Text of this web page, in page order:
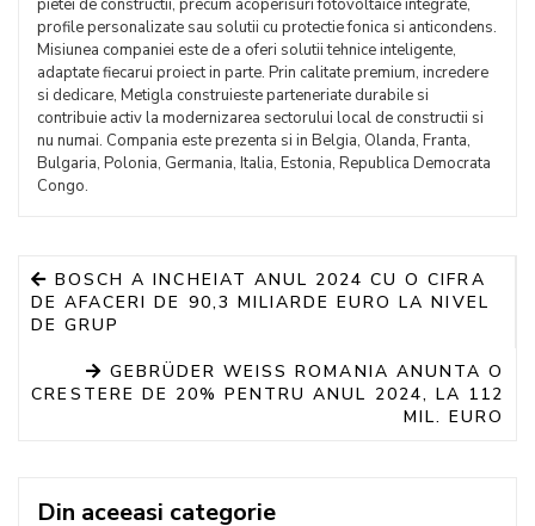
pietei de constructii, precum acoperisuri fotovoltaice integrate,
profile personalizate sau solutii cu protectie fonica si anticondens.
Misiunea companiei este de a oferi solutii tehnice inteligente,
adaptate fiecarui proiect in parte. Prin calitate premium, incredere
si dedicare, Metigla construieste parteneriate durabile si
contribuie activ la modernizarea sectorului local de constructii si
nu numai. Compania este prezenta si in Belgia, Olanda, Franta,
Bulgaria, Polonia, Germania, Italia, Estonia, Republica Democrata
Congo.
BOSCH A INCHEIAT ANUL 2024 CU O CIFRA
DE AFACERI DE 90,3 MILIARDE EURO LA NIVEL
DE GRUP
GEBRÜDER WEISS ROMANIA ANUNTA O
CRESTERE DE 20% PENTRU ANUL 2024, LA 112
MIL. EURO
Din aceeasi categorie